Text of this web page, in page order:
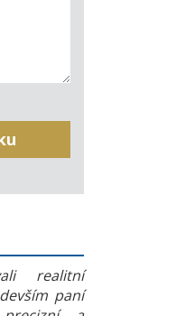
realitní
paní